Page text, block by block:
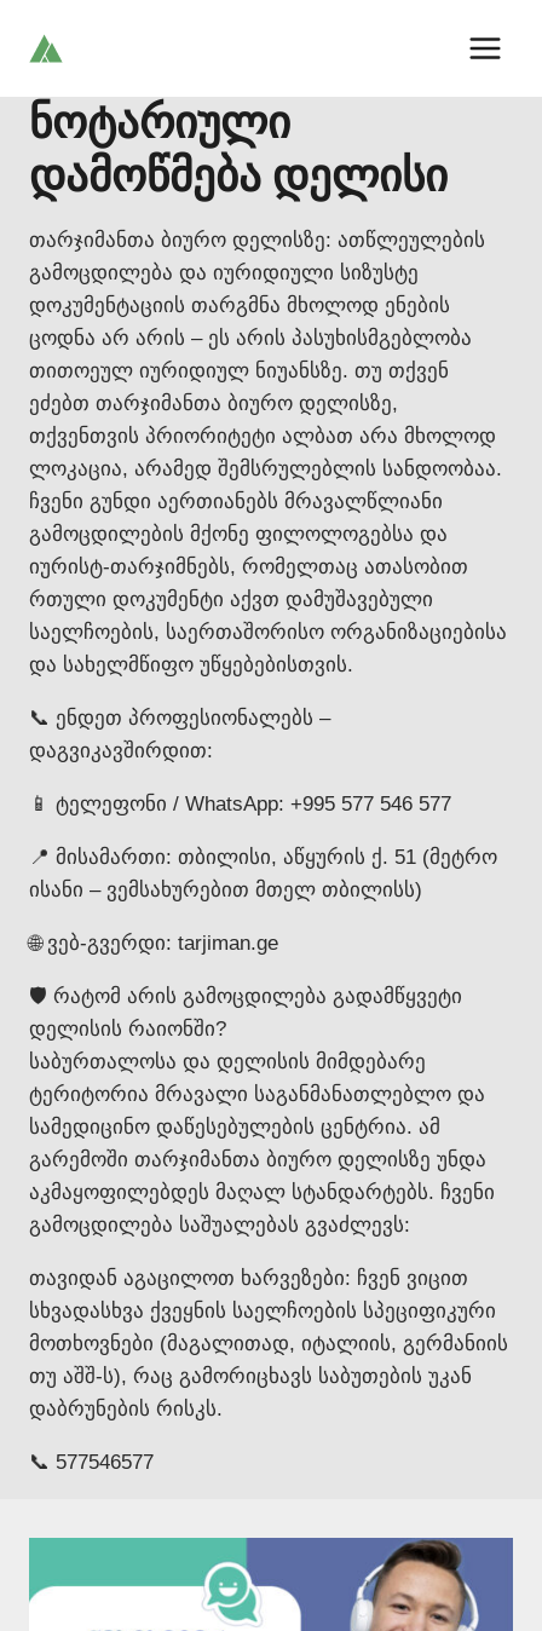
ნოტარიული
დამოწმება დელისი
თარჯიმანთა ბიურო დელისზე: ათწლეულების
გამოცდილება და იურიდიული სიზუსტე
დოკუმენტაციის თარგმნა მხოლოდ ენების
ცოდნა არ არის – ეს არის პასუხისმგებლობა
თითოეულ იურიდიულ ნიუანსზე. თუ თქვენ
ეძებთ თარჯიმანთა ბიურო დელისზე,
თქვენთვის პრიორიტეტი ალბათ არა მხოლოდ
ლოკაცია, არამედ შემსრულებლის სანდოობაა.
ჩვენი გუნდი აერთიანებს მრავალწლიანი
გამოცდილების მქონე ფილოლოგებსა და
იურისტ-თარჯიმნებს, რომელთაც ათასობით
რთული დოკუმენტი აქვთ დამუშავებული
საელჩოების, საერთაშორისო ორგანიზაციებისა
და სახელმწიფო უწყებებისთვის.
📞 ენდეთ პროფესიონალებს –
დაგვიკავშირდით:
📱 ტელეფონი / WhatsApp: +995 577 546 577
📍 მისამართი: თბილისი, აწყურის ქ. 51 (მეტრო
ისანი – ვემსახურებით მთელ თბილისს)
🌐 ვებ-გვერდი: tarjiman.ge
🛡️ რატომ არის გამოცდილება გადამწყვეტი
დელისის რაიონში?
საბურთალოსა და დელისის მიმდებარე
ტერიტორია მრავალი საგანმანათლებლო და
სამედიცინო დაწესებულების ცენტრია. ამ
გარემოში თარჯიმანთა ბიურო დელისზე უნდა
აკმაყოფილებდეს მაღალ სტანდარტებს. ჩვენი
გამოცდილება საშუალებას გვაძლევს:
თავიდან აგაცილოთ ხარვეზები: ჩვენ ვიცით
სხვადასხვა ქვეყნის საელჩოების სპეციფიკური
მოთხოვნები (მაგალითად, იტალიის, გერმანიის
თუ აშშ-ს), რაც გამორიცხავს საბუთების უკან
დაბრუნების რისკს.
📞 577546577